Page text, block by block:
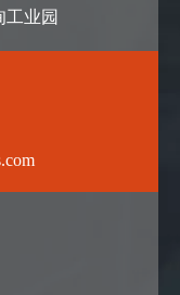
工业园